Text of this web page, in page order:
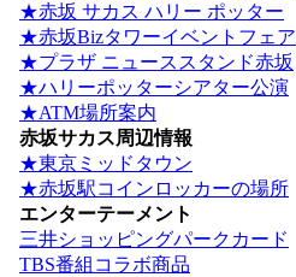
★赤坂 サカス ハリー ポッター
★赤坂Bizタワーイベントフェア
★プラザ ニューススタンド赤坂
★ハリーポッターシアター公演
★ATM場所案内
赤坂サカス周辺情報
★東京ミッドタウン
★赤坂駅コインロッカーの場所
エンターテーメント
三井ショッピングパークカード
TBS番組コラボ商品